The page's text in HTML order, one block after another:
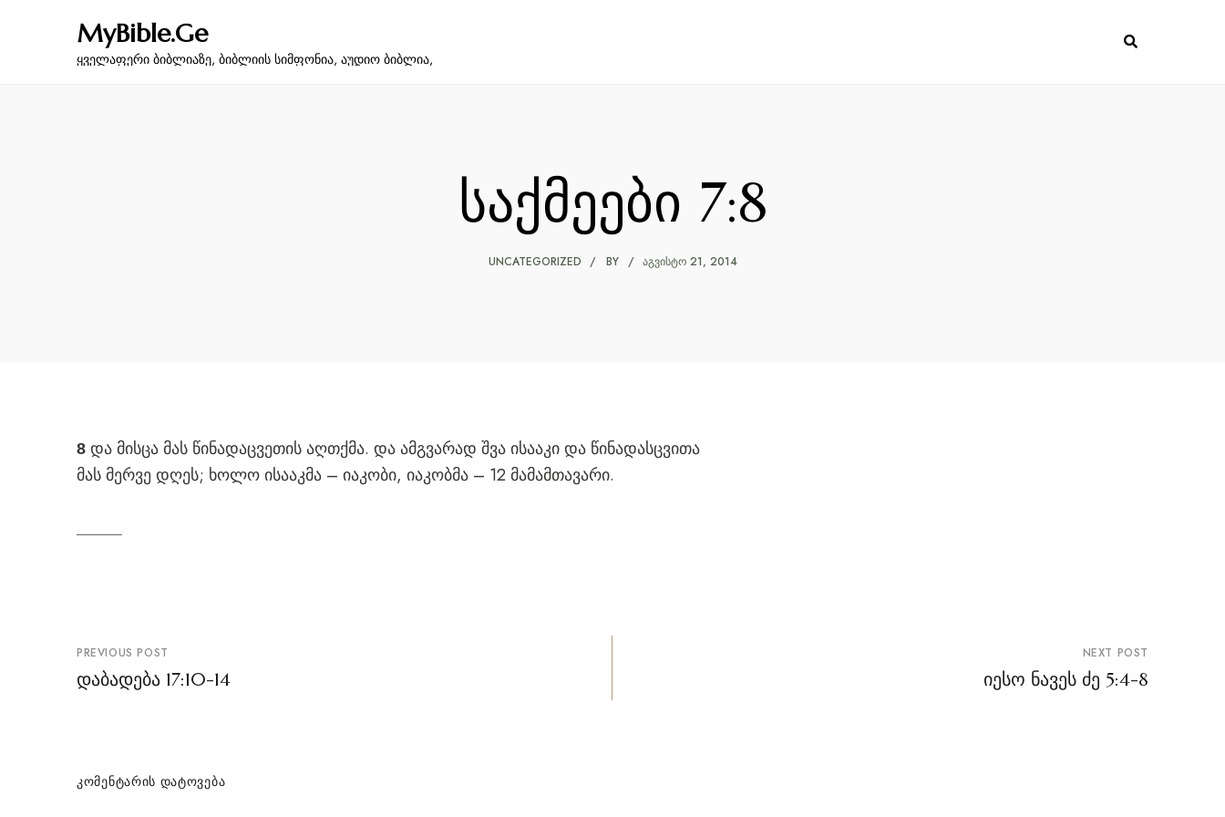
MyBible.Ge
ყველაფერი ბიბლიაზე, ბიბლიის სიმფონია, აუდიო ბიბლია,
საქმეები 7:8
UNCATEGORIZED BY ᲐᲒᲕᲘᲡᲢᲝ 21, 2014
8 და მისცა მას წინადაცვეთის აღთქმა. და ამგვარად შვა ისააკი და წინადასცვითა
მას მერვე დღეს; ხოლო ისააკმა – იაკობი, იაკობმა – 12 მამამთავარი.
პოსტის
ნავიგაცია
PREVIOUS POST
დაბადება 17:10-14
NEXT POST
იესო ნავეს ძე 5:4-8
ᲙᲝᲛᲔᲜᲢᲐᲠᲘᲡ ᲓᲐᲢᲝᲕᲔᲑᲐ